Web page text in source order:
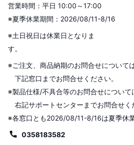
営業時間：平日 10:00～17:00
※夏季休業期間：2026/08/11-8/16
※土日祝日は休業日となりま
す。
※ご注文、商品納期のお問合せについて
下記窓口までお問合せください。
※製品仕様/不具合等のお問合せについて
右記サポートセンターまでお問合せく
※各窓口とも2026/08/11-8/16は夏季休
0358183582